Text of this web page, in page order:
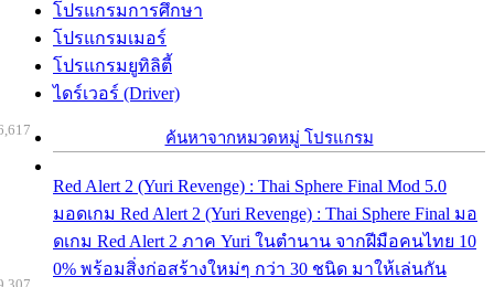
โปรแกรมการศึกษา
โปรแกรมเมอร์
โปรแกรมยูทิลิตี้
ไดร์เวอร์ (Driver)
ค้นหาจากหมวดหมู่ โปรแกรม
Red Alert 2 (Yuri Revenge) : Thai Sphere Final Mod 5.0
มอดเกม Red Alert 2 (Yuri Revenge) : Thai Sphere Final มอ
ดเกม Red Alert 2 ภาค Yuri ในตำนาน จากฝีมือคนไทย 10
0% พร้อมสิ่งก่อสร้างใหม่ๆ กว่า 30 ชนิด มาให้เล่นกัน